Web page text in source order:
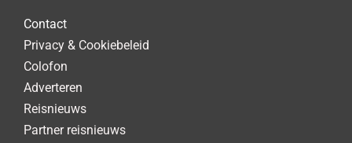
Contact
Privacy & Cookiebeleid
Colofon
Adverteren
Reisnieuws
Partner reisnieuws